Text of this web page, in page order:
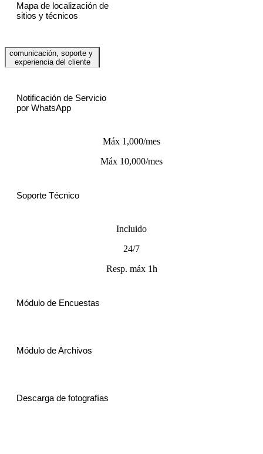
Mapa de localización de
sitios y técnicos
comunicación, soporte y
experiencia del cliente
Notificación de Servicio
por WhatsApp
Máx 1,000/mes
Máx 10,000/mes
Soporte Técnico
Incluido
24/7
Resp. máx 1h
Módulo de Encuestas
Módulo de Archivos
Descarga de fotografías